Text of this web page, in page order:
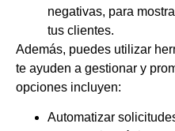
negativas, para
tus clientes.
Además, puedes utilizar
te ayuden a gestionar y
opciones incluyen:
Automatizar